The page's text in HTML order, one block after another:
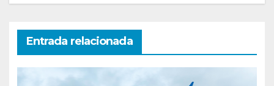
Entrada relacionada